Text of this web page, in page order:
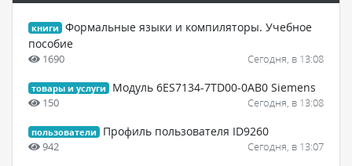
книги
Формальные языки и компиляторы. Учебное
пособие
1690 Сегодня, в 13:08
товары и услуги Модуль 6ES7134-7TD00-0AB0 Siemens
150 Сегодня, в 13:08
пользователи Профиль пользователя ID9260
942 Сегодня, в 13:07